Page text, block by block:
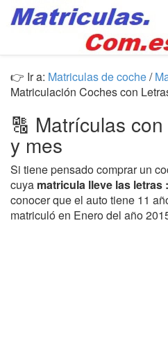
👉 Ir a: Matriculas de coche/
Matriculación Coches con
🔠 Matrículas
y mes
Si tiene pensado comprar un
cuya matricula lleve las letras
conocer que el auto tiene 11
matriculó en Enero del año